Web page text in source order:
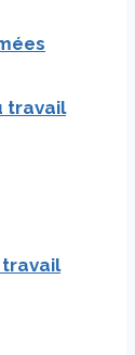
travail